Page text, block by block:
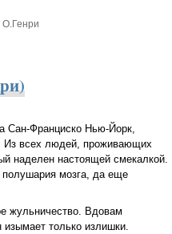
О.Генри
Сан-Франциско Нью-Йорк,
Из всех людей, проживающих
наделен настоящей смекалкой.
полушария мозга, да еще
жульничество. Вдовам
только излишки.